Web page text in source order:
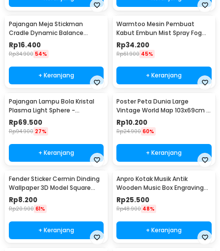
Pajangan Meja Stickman
Cradle Dynamic Balance
Instrument Ball Pendulum
Rp16.400
Rp34.900 54%
+ Keranjang
Warmtoo Mesin Pembuat
Kabut Embun Mist Spray Fog
Maker 12 LED 24V - WT01
Rp34.200
Rp61.900 45%
+ Keranjang
Pajangan Lampu Bola Kristal
Plasma Light Sphere -
ZC211700
Rp69.500
Rp94.900 27%
+ Keranjang
Poster Peta Dunia Large
Vintage World Map 103x69cm -
N401
Rp10.200
Rp24.900 60%
+ Keranjang
Fender Sticker Cermin Dinding
Wallpaper 3D Model Square
Mirror 9 PCS - Q353
Rp8.200
Rp20.900 61%
+ Keranjang
Anpro Kotak Musik Antik
Wooden Music Box Engraving
Harry Potter - ADQ0194
Rp25.500
Rp48.900 48%
+ Keranjang